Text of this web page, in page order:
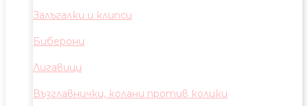
Залъгалки и клипси
Биберони
Лигавици
Възглавнички, колани против колики